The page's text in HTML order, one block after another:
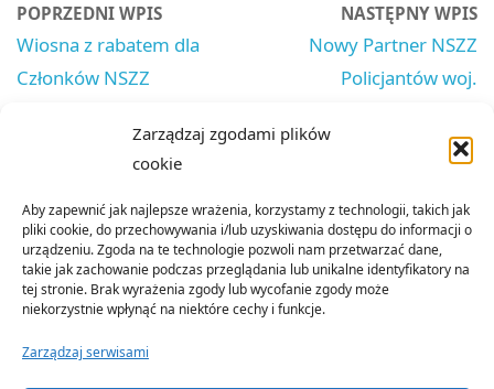
Zarządzaj zgodami plików
cookie
Aby zapewnić jak najlepsze wrażenia, korzystamy z technologii, takich jak
pliki cookie, do przechowywania i/lub uzyskiwania dostępu do informacji o
urządzeniu. Zgoda na te technologie pozwoli nam przetwarzać dane,
takie jak zachowanie podczas przeglądania lub unikalne identyfikatory na
tej stronie. Brak wyrażenia zgody lub wycofanie zgody może
niekorzystnie wpłynąć na niektóre cechy i funkcje.
Zarządzaj serwisami
POPRZEDNI WPIS
Wiosna z rabatem dla
Członków NSZZ
NASTĘPNY WPIS
Nowy Partner NSZZ
Policjantów woj.
PAWO